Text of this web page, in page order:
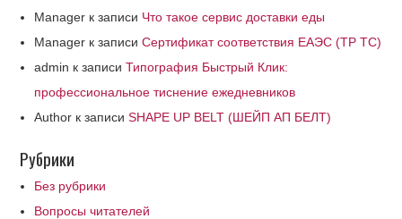
Manager к записи Что такое сервис доставки еды
Manager к записиСертификат соответствия ЕАЭС (ТР ТС)
admin к записиТипография Быстрый Клик:
профессиональное тиснение ежедневников
Author к записиSHAPE UP BELT (ШЕЙП АП БЕЛТ)
Рубрики
Без рубрики
Вопросы читателей